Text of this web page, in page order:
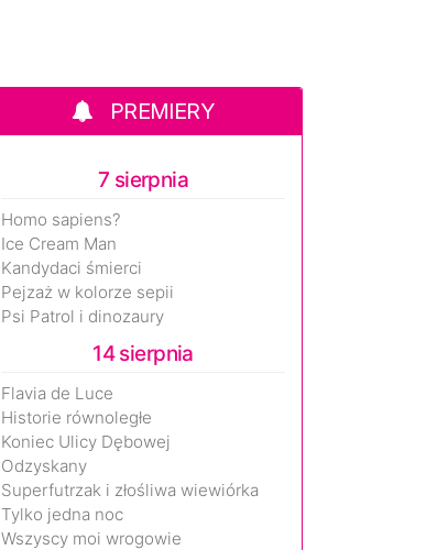
PREMIERY
7 sierpnia
Homo sapiens?
Ice Cream Man
Kandydaci śmierci
Pejzaż w kolorze sepii
Psi Patrol i dinozaury
14 sierpnia
Flavia de Luce
Historie równoległe
Koniec Ulicy Dębowej
Odzyskany
Superfutrzak i złośliwa wiewiórka
Tylko jedna noc
Wszyscy moi wrogowie